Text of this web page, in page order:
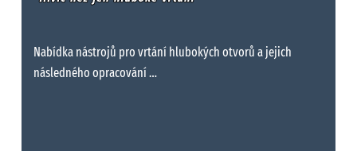
Nabídka nástrojů pro vrtání hlubokých otvorů a jejich
následného opracování …